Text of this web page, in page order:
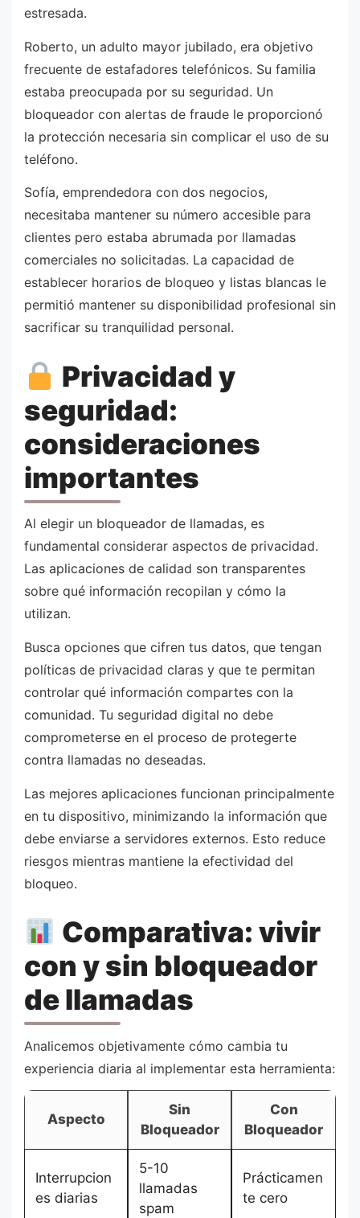
estresada.
Roberto, un adulto mayor jubilado, era objetivo
frecuente de estafadores telefónicos. Su familia
estaba preocupada por su seguridad. Un
bloqueador con alertas de fraude le proporcionó
la protección necesaria sin complicar el uso de su
teléfono.
Sofía, emprendedora con dos negocios,
necesitaba mantener su número accesible para
clientes pero estaba abrumada por llamadas
comerciales no solicitadas. La capacidad de
establecer horarios de bloqueo y listas blancas le
permitió mantener su disponibilidad profesional sin
sacrificar su tranquilidad personal.
Privacidad y
seguridad:
consideraciones
importantes
Al elegir un bloqueador de llamadas, es
fundamental considerar aspectos de privacidad.
Las aplicaciones de calidad son transparentes
sobre qué información recopilan y cómo la
utilizan.
Busca opciones que cifren tus datos, que tengan
políticas de privacidad claras y que te permitan
controlar qué información compartes con la
comunidad. Tu seguridad digital no debe
comprometerse en el proceso de protegerte
contra llamadas no deseadas.
Las mejores aplicaciones funcionan principalmente
en tu dispositivo, minimizando la información que
debe enviarse a servidores externos. Esto reduce
riesgos mientras mantiene la efectividad del
bloqueo.
Comparativa: vivir
con y sin bloqueador
de llamadas
Analicemos objetivamente cómo cambia tu
experiencia diaria al implementar esta herramienta:
Aspecto
Sin
Bloqueador
Con
Bloqueador
Interrupcion
es diarias
5-10
llamadas
spam
Prácticamen
te cero